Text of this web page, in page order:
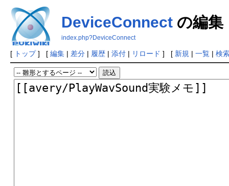
DeviceConnectの編集
index.php?DeviceConnect
[ トップ] [ 編集| 差分| 履歴| 添付| リロード ] [ 新規 | 一覧| 検